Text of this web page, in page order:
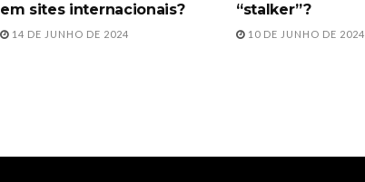
em sites internacionais?
14 DE JUNHO DE 2024
“stalker”?
10 DE JUNHO DE 2024